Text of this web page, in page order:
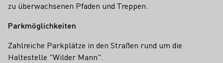
zu überwachsenen Pfaden und Treppen.
Parkmöglichkeiten
Zahlreiche Parkplätze in den Straßen rund um die
Haltestelle "Wilder Mann".